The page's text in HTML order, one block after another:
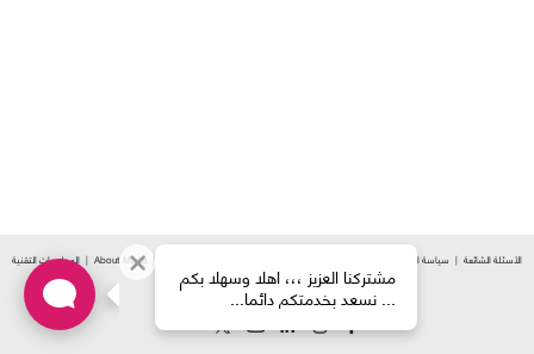
الأسئلة الشائعة سياسة الخصوصية About Mada
المعلومات التقنية
Your IP: 216.73.216.147
مشتركنا العزيز ،،، اهلا وسهلا بكم
... نسعد بخدمتكم دائما...